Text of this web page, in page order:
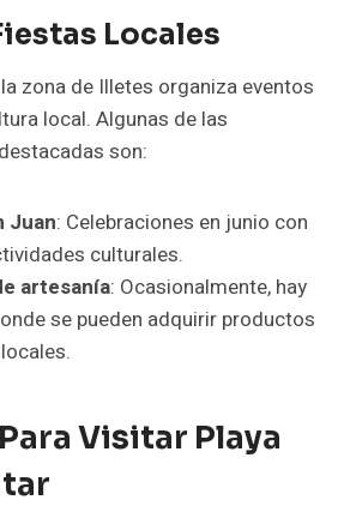
Locales
zona de Illetes organiza eventos
local. Algunas de las
son:
Juan: Celebraciones en junio con
culturales.
artesanía: Ocasionalmente, hay
se pueden adquirir productos
Visitar Playa